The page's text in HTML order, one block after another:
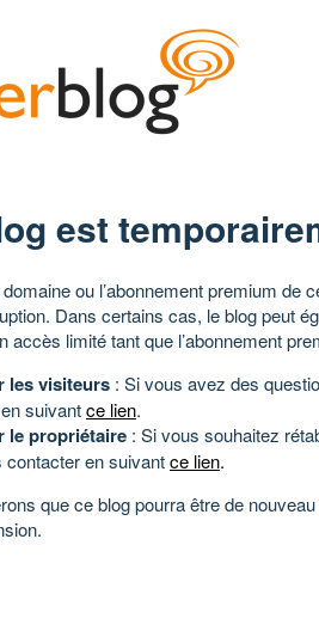
est
ou l’abonnement premium de
Dans certains cas, le blog peut
accès limité tant que l’abonnement
les visiteurs : Si vous avez des
suivantce lien.
le propriétaire : Si vous souhaitez
contacter en suivantce lien.
que ce blog pourra être de